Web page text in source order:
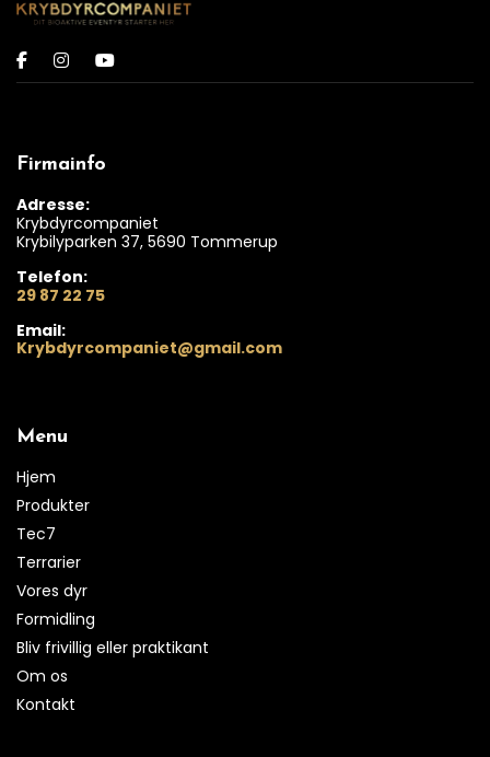
Firmainfo
Adresse:
Krybdyrcompaniet
Krybilyparken 37, 5690 Tommerup
Telefon:
29 87 22 75
Email:
Krybdyrcompaniet@gmail.com
Menu
Hjem
Produkter
Tec7
Terrarier
Vores dyr
Formidling
Bliv frivillig eller praktikant
Om os
Kontakt